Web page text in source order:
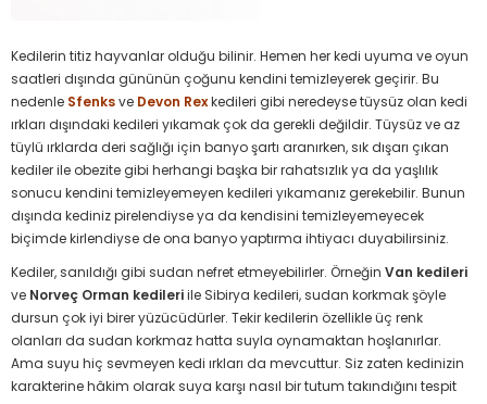
Kedilerin titiz hayvanlar olduğu bilinir. Hemen her kedi uyuma ve oyun
saatleri dışında gününün çoğunu kendini temizleyerek geçirir. Bu
nedenle Sfenksve Devon Rexkedileri gibi neredeyse tüysüz olan kedi
ırkları dışındaki kedileri yıkamak çok da gerekli değildir. Tüysüz ve az
tüylü ırklarda deri sağlığı için banyo şartı aranırken, sık dışarı çıkan
kediler ile obezite gibi herhangi başka bir rahatsızlık ya da yaşlılık
sonucu kendini temizleyemeyen kedileri yıkamanız gerekebilir. Bunun
dışında kediniz pirelendiyse ya da kendisini temizleyemeyecek
biçimde kirlendiyse de ona banyo yaptırma ihtiyacı duyabilirsiniz.
Kediler, sanıldığı gibi sudan nefret etmeyebilirler. Örneğin Van kedileri
ve Norveç Orman kedileriile Sibirya kedileri, sudan korkmak şöyle
dursun çok iyi birer yüzücüdürler. Tekir kedilerin özellikle üç renk
olanları da sudan korkmaz hatta suyla oynamaktan hoşlanırlar.
Ama suyu hiç sevmeyen kedi ırkları da mevcuttur. Siz zaten kedinizin
karakterine hâkim olarak suya karşı nasıl bir tutum takındığını tespit